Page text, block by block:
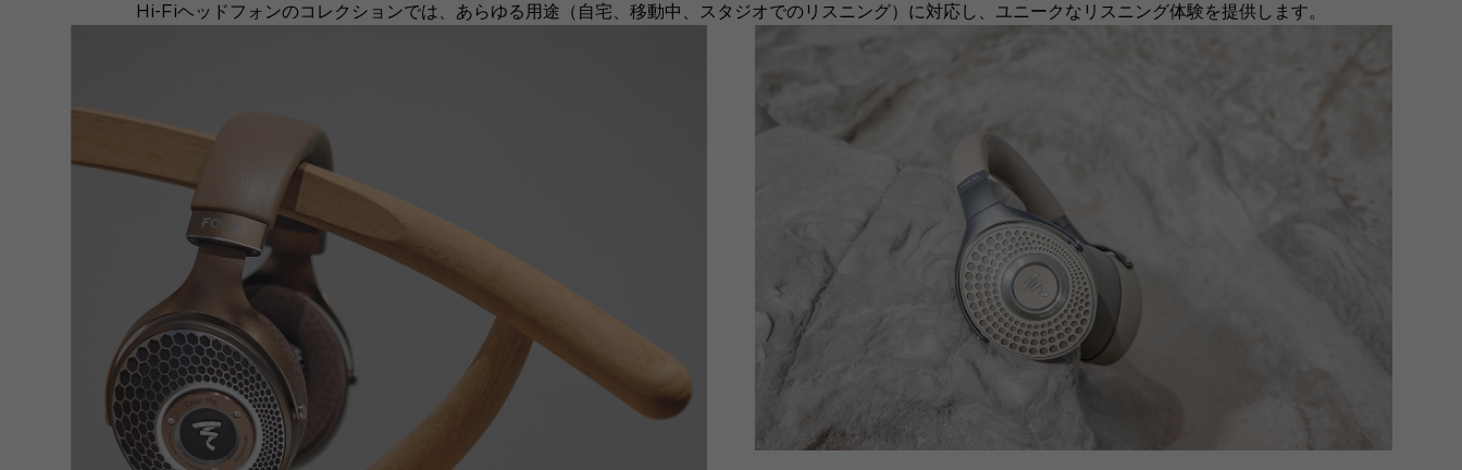
Hi-Fiヘッドフォンのコレクションでは、あらゆる用途（自宅、移動中、スタジオでのリスニング）に対応し、ユニークなリスニング体験を提供します。